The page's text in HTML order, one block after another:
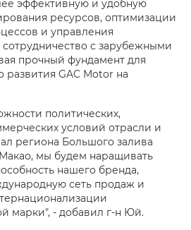
эффективную и удобную
ресурсов, оптимизации
и управления
с зарубежными
прочный фундамент для
развития GAC Motor на
политических,
условий отрасли и
региона Большого залива
Макао, мы будем наращивать
нашего бренда,
сеть продаж и
марки", - добавил г-н Юй.